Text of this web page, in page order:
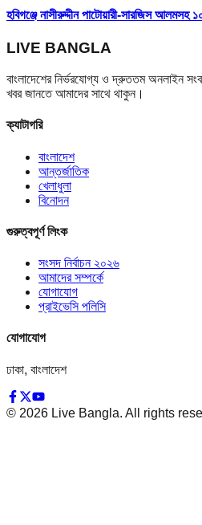
হবিগঞ্জে নাসীরুদ্দীন পাটোয়ারী-সারজিস আলমসহ
LIVE BANGLA
বাংলাদেশের নির্ভরযোগ্য ও দ্রুততম অনলাইন
খবর জানতে আমাদের সাথে থাকুন।
ক্যাটাগরি
বাংলাদেশ
আন্তর্জাতিক
খেলাধুলা
বিনোদন
গুরুত্বপূর্ণ লিংক
সংসদ নির্বাচন ২০২৬
আমাদের সম্পর্কে
যোগাযোগ
প্রাইভেসি পলিসি
যোগাযোগ
ঢাকা, বাংলাদেশ
© 2026 Live Bangla. All rights